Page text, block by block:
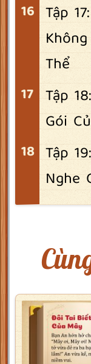
Tập
Thể
Tập
Gói
Tập
Nghe